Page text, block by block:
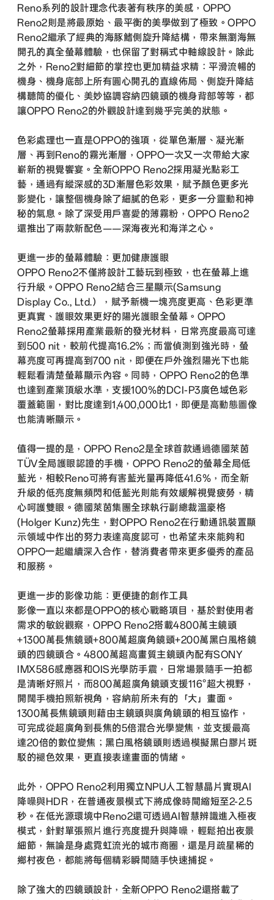
Reno系列的設計理念代表著有秩序的美感，OPPO
Reno2則是將最原始、最平衡的美學做到了極致。OPPO
Reno2繼承了經典的海豚鰭側旋升降結構，帶來無瀏海無
開孔的真全螢幕體驗，也保留了對稱式中軸線設計。除此
之外，Reno2對細節的掌控也更加精益求精：平滑流暢的
機身、機身底部上所有圓心開孔的直線佈局、側旋升降結
構聽筒的優化、美妙協調容納四鏡頭的機身背部等等，都
讓OPPO Reno2的外觀設計達到幾乎完美的狀態。
色彩處理也一直是OPPO的強項，從單色漸層、凝光漸
層、再到Reno的霧光漸層，OPPO一次又一次帶給大家
嶄新的視覺饗宴。全新OPPO Reno2採用凝光點彩工
藝，通過有縱深感的3D漸層色彩效果，賦予顏色更多光
影變化，讓整個機身除了細膩的色彩，更多一分靈動和神
秘的氣息。除了深受用戶喜愛的薄霧粉，OPPO Reno2
還推出了兩款新配色——深海夜光和海洋之心。
更進一步的螢幕體驗：更加健康護眼
OPPO Reno2不僅將設計工藝玩到極致，也在螢幕上進
行升級。OPPO Reno2結合三星顯示(Samsung
Display Co., Ltd.），賦予新機一塊亮度更高、色彩更準
更真實、護眼效果更好的陽光護眼全螢幕。OPPO
Reno2螢幕採用產業最新的發光材料，日常亮度最高可達
到500 nit，較前代提高16.2%；而當偵測到強光時，螢
幕亮度可再提高到700 nit，即便在戶外強烈陽光下也能
輕鬆看清楚螢幕顯示內容。同時，OPPO Reno2的色準
也達到產業頂級水準，支援100%的DCI-P3廣色域色彩
覆蓋範圍，對比度達到1,400,000比1，即便是高動態圖像
也能清晰顯示。
值得一提的是，OPPO Reno2是全球首款通過德國萊茵
TÜV全局護眼認證的手機，OPPO Reno2的螢幕全局低
藍光，相較Reno可將有害藍光量再降低41.6%，而全新
升級的低亮度無頻閃和低藍光則能有效緩解視覺疲勞，精
心呵護雙眼。德國萊茵集團全球執行副總裁溫豪格
(Holger Kunz)先生，對OPPO Reno2在行動通訊裝置顯
示領域中作出的努力表達高度認可，也希望未來能夠和
OPPO一起繼續深入合作，替消費者帶來更多優秀的產品
和服務。
更進一步的影像功能：更便捷的創作工具
影像一直以來都是OPPO的核心戰略項目，基於對使用者
需求的敏銳觀察，OPPO Reno2搭載4800萬主鏡頭
+1300萬長焦鏡頭+800萬超廣角鏡頭+200萬黑白風格鏡
頭的四鏡頭合。4800萬超高畫質主鏡頭內配有SONY
IMX586感應器和OIS光學防手震，日常場景隨手一拍都
是清晰好照片，而800萬超廣角鏡頭支援116°超大視野，
開闊手機拍照新視角，容納前所未有的「大」畫面。
1300萬長焦鏡頭則藉由主鏡頭與廣角鏡頭的相互協作，
可完成從超廣角到長焦的5倍混合光學變焦，並支援最高
達20倍的數位變焦；黑白風格鏡頭則透過模擬黑白膠片斑
駁的褪色效果，更直接表達畫面的情緒。
此外，OPPO Reno2利用獨立NPU人工智慧晶片實現AI
降噪與HDR，在普通夜景模式下將成像時間縮短至2-2.5
秒。在低光源環境中Reno2還可透過AI智慧辨識進入極夜
模式，針對單張照片進行亮度提升與降噪，輕鬆拍出夜景
細節，無論是身處霓虹流光的城市商圈，還是月疏星稀的
鄉村夜色，都能將每個精彩瞬間隨手快速捕捉。
除了強大的四鏡頭設計，全新OPPO Reno2還搭載了